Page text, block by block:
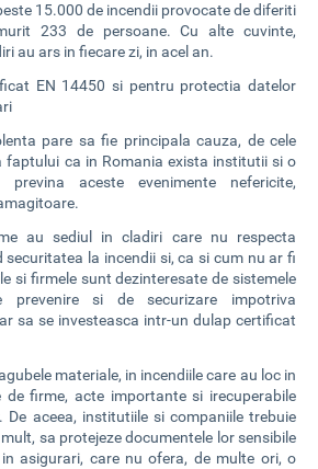
15.000 de incendii provocate de diferiti
233 de persoane. Cu alte cuvinte,
au ars in fiecare zi, in acel an.
EN 14450 si pentru protectia datelor
pare sa fie principala cauza, de cele
faptului ca in Romania exista institutii si o
aceste evenimente nefericite,
au sediul in cladiri care nu respecta
securitatea la incendii si, ca si cum nu ar fi
si firmele sunt dezinteresate de sistemele
prevenire si de securizare impotriva
sa se investeasca intr-un dulap certificat
materiale, in incendiile care au loc in
firme, acte importante si irecuperabile
De aceea, institutiile si companiile trebuie
sa protejeze documentele lor sensibile
asigurari, care nu ofera, de multe ori, o